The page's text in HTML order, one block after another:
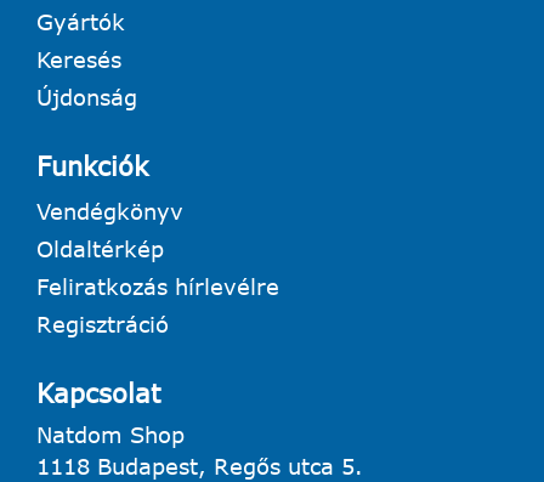
Gyártók
Keresés
Újdonság
Funkciók
Vendégkönyv
Oldaltérkép
Feliratkozás hírlevélre
Regisztráció
Kapcsolat
Natdom Shop
1118 Budapest, Regős utca 5.